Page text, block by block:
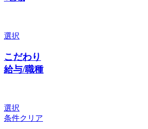
選択
こだわり
給与/職種
選択
条件クリア